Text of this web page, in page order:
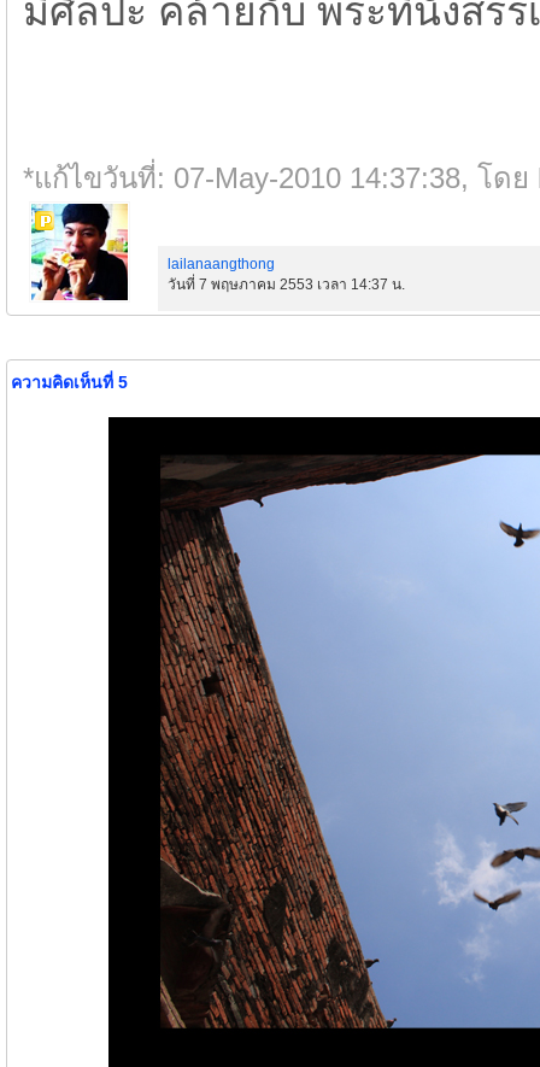
มีศิลปะ คล้ายกับ พระที่นั่งสรร
*แก้ไขวันที่: 07-May-2010 14:37:38, โดย
lailanaangthong
วันที่ 7 พฤษภาคม 2553 เวลา 14:37 น.
ความคิดเห็นที่ 5